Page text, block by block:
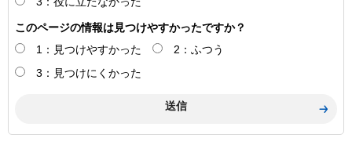
このページの情報は見つけやすかったですか？
1：見つけやすかった
2：ふつう
3：見つけにくかった